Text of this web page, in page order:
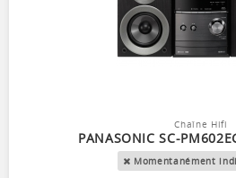
Chaîne Hifi
PANASONIC SC-
Momentanément